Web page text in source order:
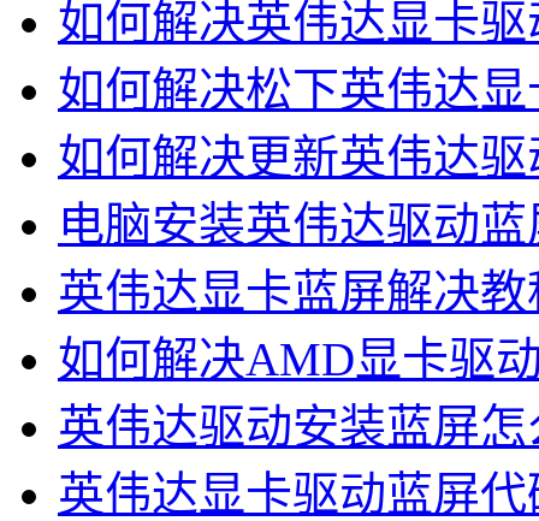
如何解决英伟达显卡
如何解决松下英伟达
如何解决更新英伟达
电脑安装英伟达驱动
英伟达显卡蓝屏解决教
如何解决AMD显卡驱
英伟达驱动安装蓝屏
英伟达显卡驱动蓝屏